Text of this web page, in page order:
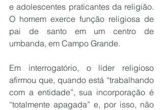
e adolescentes praticantes da religião.
O homem exerce função religiosa de
pai de santo em um centro de
umbanda, em Campo Grande.
Em interrogatório, o líder religioso
afirmou que, quando está “trabalhando
com a entidade”, sua incorporação é
“totalmente apagada” e, por isso, não